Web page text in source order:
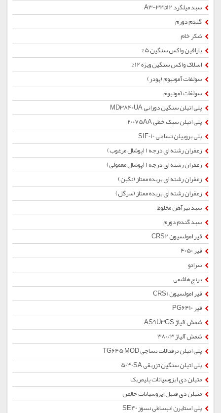
سبد میلگرد 12تا32-A3
گندم دورم
شکر خام
پارافین واکس سنگین 5%
اسلاک واکس سنگین ویژه 12%
سولفات آمونیوم (پودر)
سولفات آمونیوم
پلی اتیلن سنگین دورانی MD3840UA
پلی اتیلن سبک خطی 20075AA
پلی پروپیلن نساجی SIF010
زعفران رشته ای درجه 1 (پوشال مرغوب)
زعفران رشته ای درجه 1 (پوشال معمولی)
زعفران رشته ای بریده ممتاز (نگین)
زعفران رشته ای بریده ممتاز (سرگل)
سبد تیرآهن مخلوط
سبد گندم دورم
قیر امولسیون CRS2
قیر 4050
سراتو
برنج هاشمی
قیر امولسیون CRS1
قیر PG6410
شمش آلیاژ AS9U3GS
شمش آلیاژ 380/3
پلی اتیلن ترفتالات نساجی TG645 MOD
پلی اتیلن سنگین تزریقی 5030SA
متیلن دی ایزوسیانات پلیمریک
متیلن دی فنیل ایزوسیانات خالص
پلی استایرن انبساطی نسوز SE40